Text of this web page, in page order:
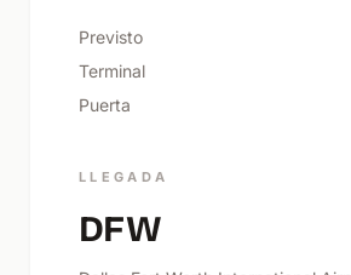
Previsto
Terminal
Puerta
LLEGADA
DFW